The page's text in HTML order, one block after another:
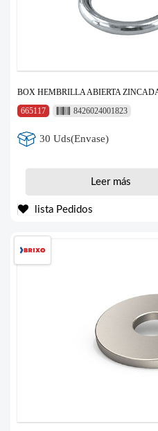
BOX HEMBRILLA ABIERTA
665117
8426024001823
30 Uds(Envase)
Leer más
lista Pedidos